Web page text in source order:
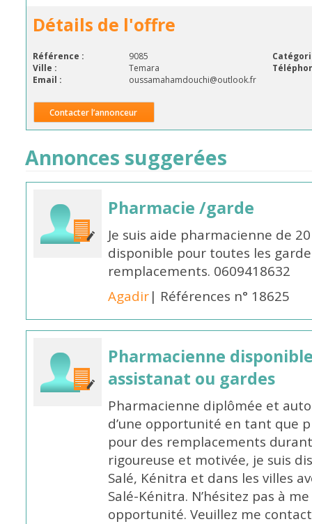
Détails de l'offre
Référence : 9085
Ville :
Temara
Email :
oussamahamdouchi@outlook.fr
Contacter l’annonceur
Annonces suggerées
Pharmacie /garde
Je suis aide pharmacienne de
disponible pour toutes les
remplacements. 0609418632
Agadir| Références n° 18625
Pharmacienne
assistanat ou gardes
Pharmacienne diplômée et
d’une opportunité en tant que
pour des remplacements
rigoureuse et motivée, je suis
Salé, Kénitra et dans les villes
Salé-Kénitra. N’hésitez pas à
opportunité. Veuillez me